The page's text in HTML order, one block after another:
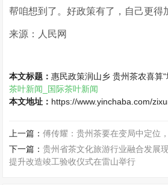
帮咱想到了。好政策有了，自己更得
来源：人民网
本文标题：惠民政策润山乡 贵州茶农喜算
茶叶新闻_国际茶叶新闻
本文地址： https://www.yinchaba.com/
上一篇：傅传耀：贵州茶要在变局中定位
下一篇：贵州省茶文化旅游行业融合发展
提升改造竣工验收仪式在雷山举行